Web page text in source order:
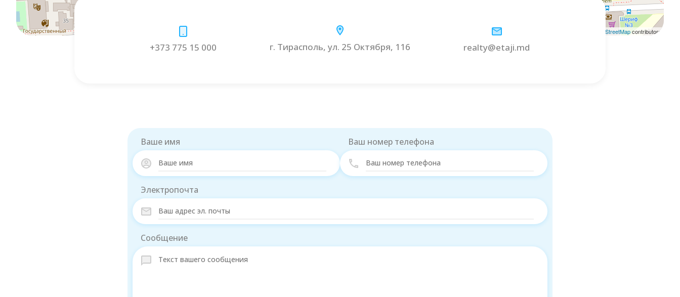
OpenStreetMapcontributors
+373 775 15 000 г. Тирасполь, ул. 25 Октября, 116 realty@etaji.md
Ваше имя Ваш номер телефона
Электропочта
Сообщение